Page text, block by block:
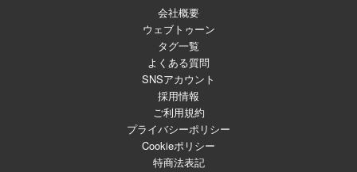
会社概要
ウェブトゥーン
タグ一覧
よくある質問
SNSアカウント
採用情報
ご利用規約
プライバシーポリシー
Cookieポリシー
特商法表記